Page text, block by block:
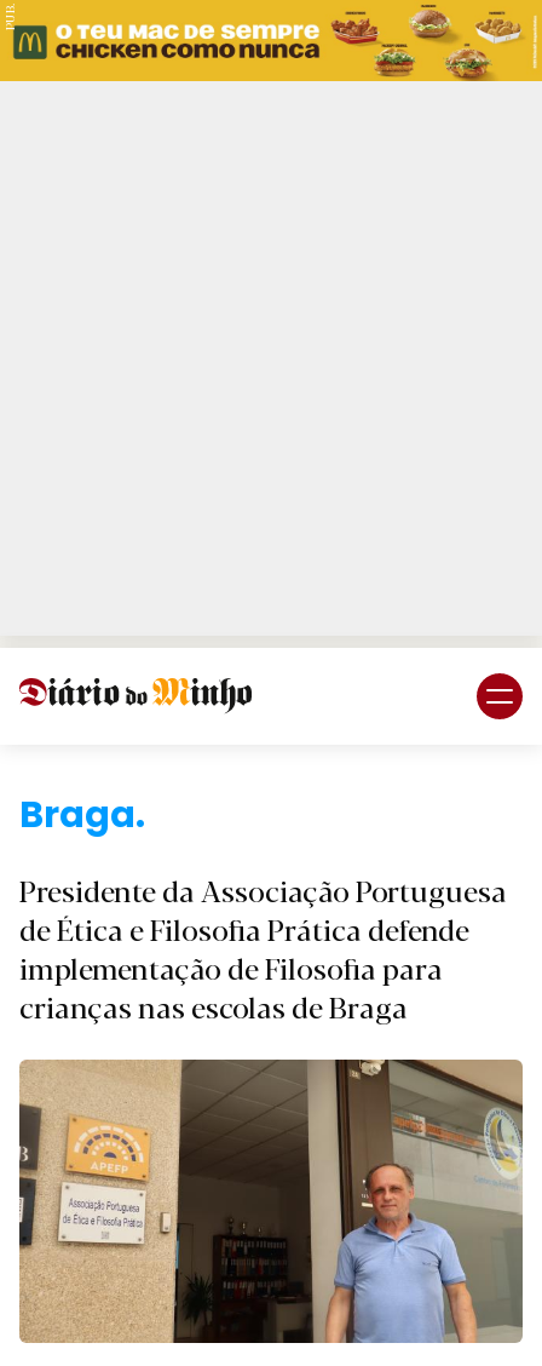
PUB.
Braga.
Presidente da Associação Portuguesa
de Ética e Filosofia Prática defende
implementação de Filosofia para
crianças nas escolas de Braga